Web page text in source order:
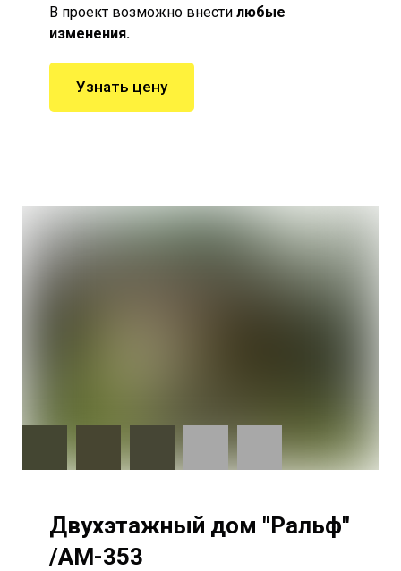
В проект возможно внести любые
изменения.
Узнать цену
Двухэтажный дом "Ральф"
/AM-353